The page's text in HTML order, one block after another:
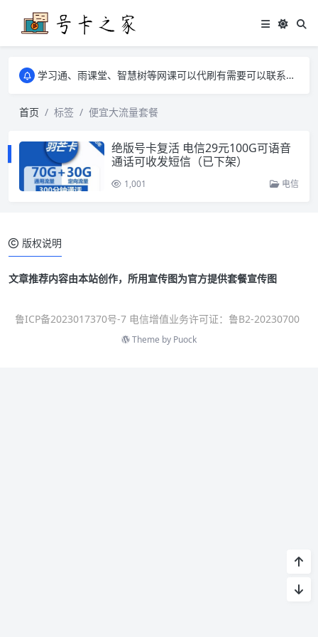
学习通、雨课堂、智慧树等网课可以代刷有需要可以联系邮箱i@tuzi.la
学习通、雨课堂、智慧树等网课可以代刷有需要可以联系邮箱i@tuzi.la
首页
标签 便宜大流量套餐
绝版号卡复活 电信29元100G可语音
通话可收发短信（已下架）
1,001 电信
版权说明
文章推荐内容由本站创作，所用宣传图为官方提供套餐宣传图
鲁ICP备2023017370号-7 电信增值业务许可证：鲁B2-20230700
Theme by Puock